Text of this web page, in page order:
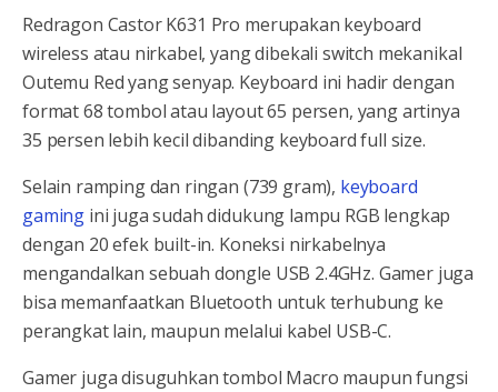
Redragon Castor K631 Pro merupakan keyboard
wireless atau nirkabel, yang dibekali switch mekanikal
Outemu Red yang senyap. Keyboard ini hadir dengan
format 68 tombol atau layout 65 persen, yang artinya
35 persen lebih kecil dibanding keyboard full size.
Selain ramping dan ringan (739 gram), keyboard
gaming ini juga sudah didukung lampu RGB lengkap
dengan 20 efek built-in. Koneksi nirkabelnya
mengandalkan sebuah dongle USB 2.4GHz. Gamer juga
bisa memanfaatkan Bluetooth untuk terhubung ke
perangkat lain, maupun melalui kabel USB-C.
Gamer juga disuguhkan tombol Macro maupun fungsi